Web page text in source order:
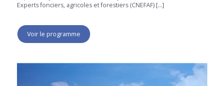
Experts fonciers, agricoles et forestiers (CNEFAF) […]
Voir le programme